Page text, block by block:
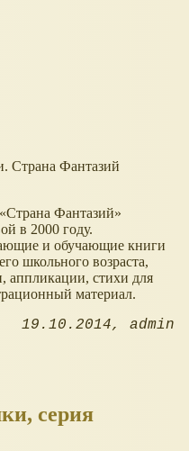
Страна Фантазий
Страна Фантазий
в 2000 году.
и обучающие книги
школьного возраста,
аппликации, стихи для
материал.
19.10.2014 admin
серия